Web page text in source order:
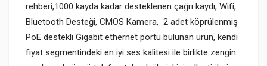
rehberi,1000 kayda kadar desteklenen çağrı kaydı, Wifi,
Bluetooth Desteği, CMOS Kamera, 2 adet köprülenmiş
PoE destekli Gigabit ethernet portu bulunan ürün, kendi
fiyat segmentindeki en iyi ses kalitesi ile birlikte zengin